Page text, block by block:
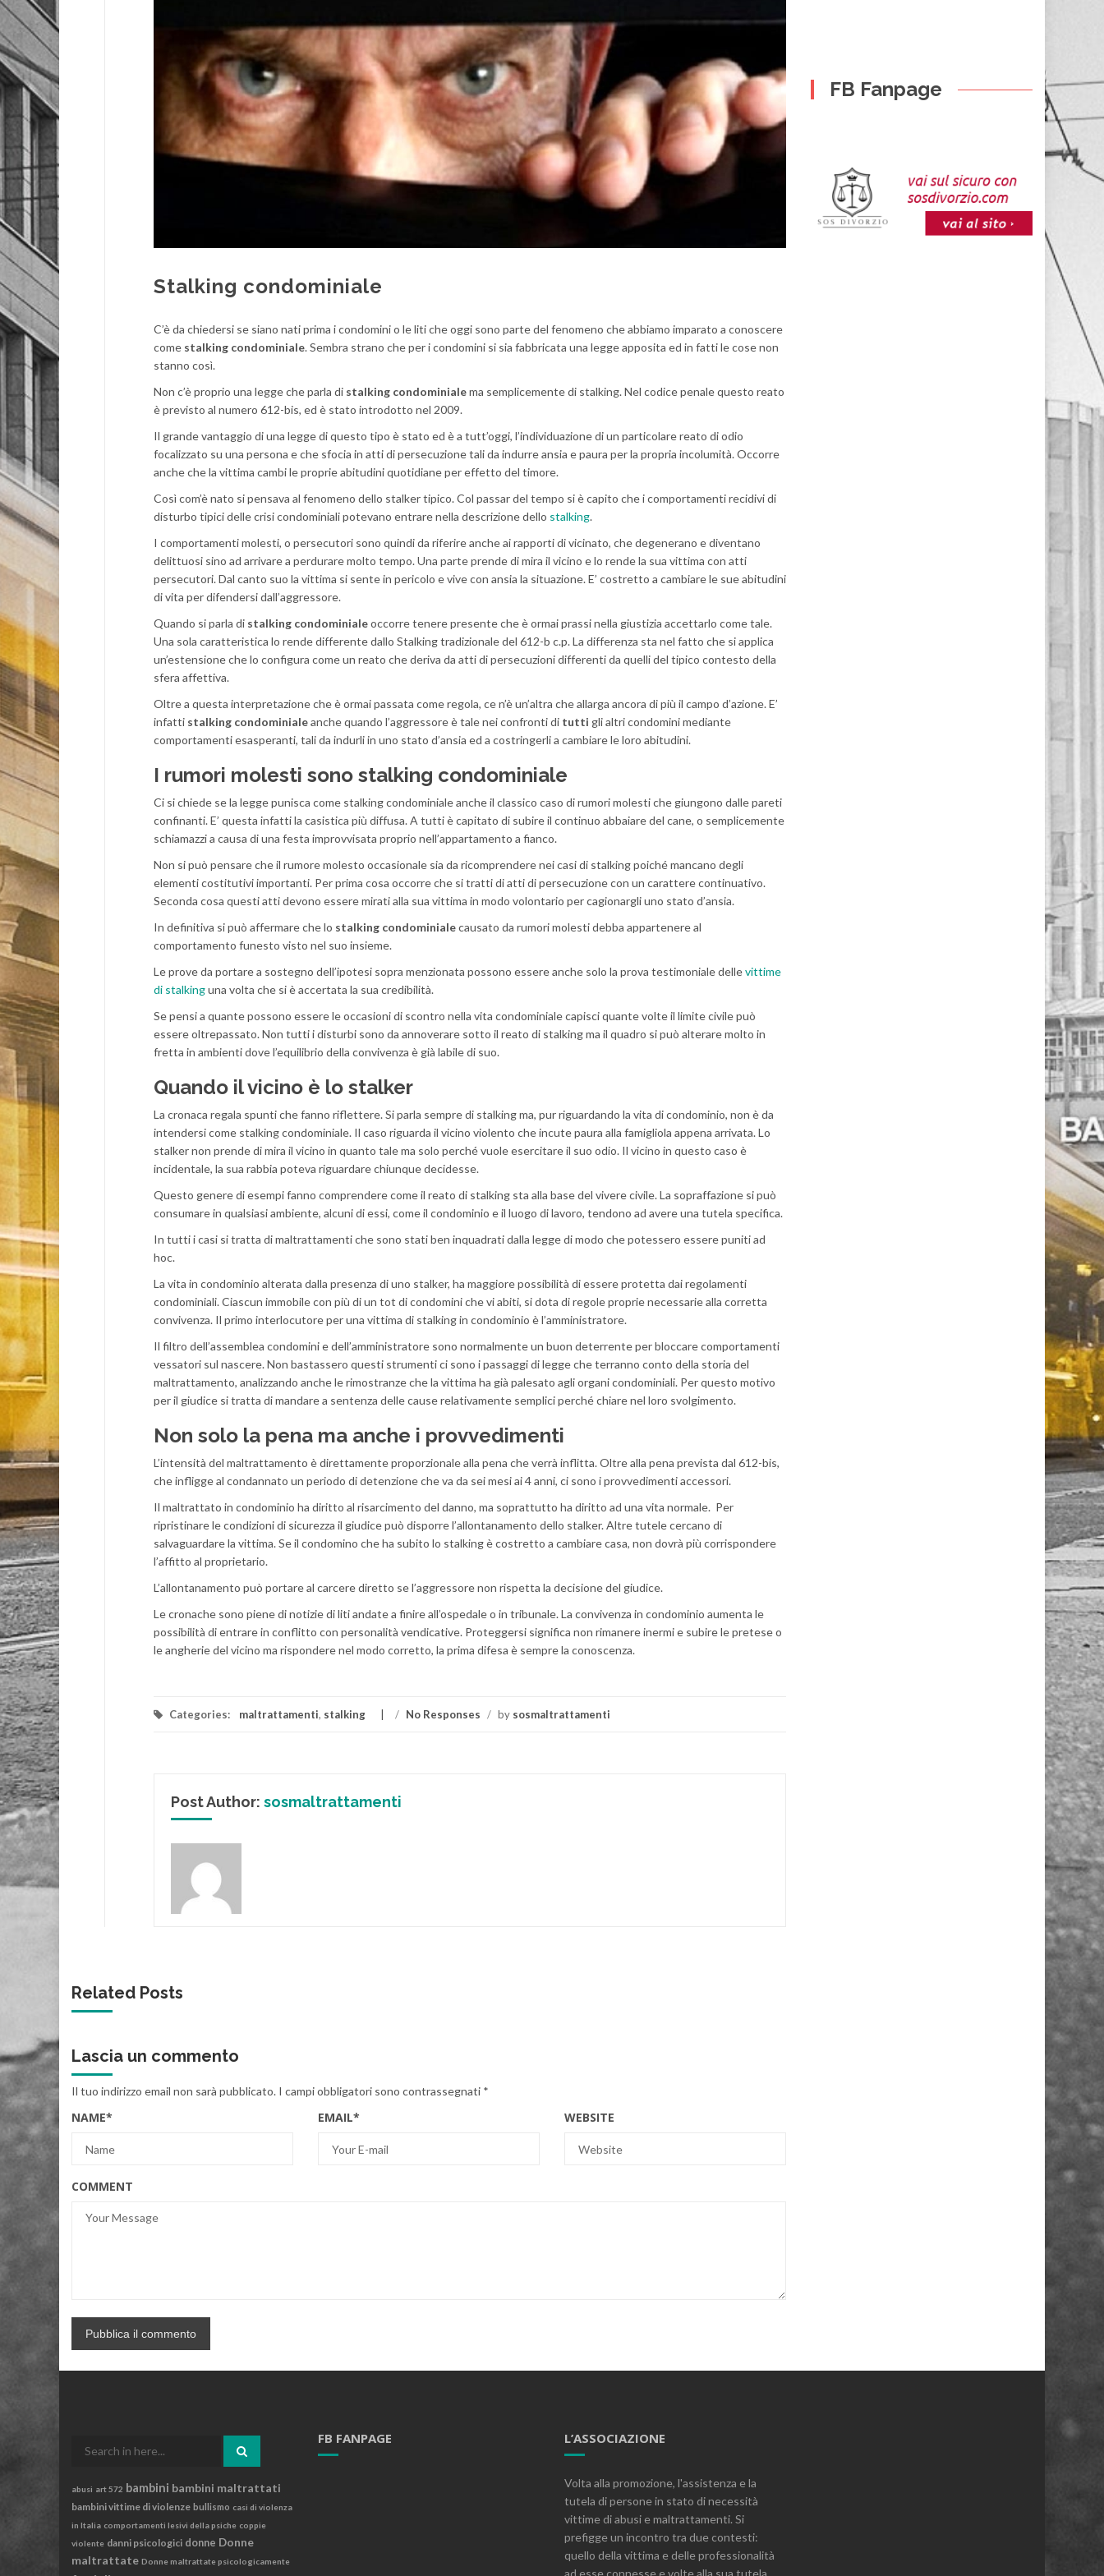
Stalking condominiale
C’è da chiedersi se siano nati prima i condomini o le liti che oggi sono parte del fenomeno che abbiamo imparato a conoscere
come stalking condominiale. Sembra strano che per i condomini si sia fabbricata una legge apposita ed in fatti le cose non
stanno così.
Non c’è proprio una legge che parla di stalking condominialema semplicemente di stalking. Nel codice penale questo reato
è previsto al numero 612-bis, ed è stato introdotto nel 2009.
Il grande vantaggio di una legge di questo tipo è stato ed è a tutt’oggi, l’individuazione di un particolare reato di odio
focalizzato su una persona e che sfocia in atti di persecuzione tali da indurre ansia e paura per la propria incolumità. Occorre
anche che la vittima cambi le proprie abitudini quotidiane per effetto del timore.
Così com’è nato si pensava al fenomeno dello stalker tipico. Col passar del tempo si è capito che i comportamenti recidivi di
disturbo tipici delle crisi condominiali potevano entrare nella descrizione dello stalking.
I comportamenti molesti, o persecutori sono quindi da riferire anche ai rapporti di vicinato, che degenerano e diventano
delittuosi sino ad arrivare a perdurare molto tempo. Una parte prende di mira il vicino e lo rende la sua vittima con atti
persecutori. Dal canto suo la vittima si sente in pericolo e vive con ansia la situazione. E’ costretto a cambiare le sue abitudini
di vita per difendersi dall’aggressore.
Quando si parla di stalking condominialeoccorre tenere presente che è ormai prassi nella giustizia accettarlo come tale.
Una sola caratteristica lo rende differente dallo Stalking tradizionale del 612-b c.p. La differenza sta nel fatto che si applica
un’estensione che lo configura come un reato che deriva da atti di persecuzioni differenti da quelli del tipico contesto della
sfera affettiva.
Oltre a questa interpretazione che è ormai passata come regola, ce n’è un’altra che allarga ancora di più il campo d’azione. E’
infatti stalking condominialeanche quando l’aggressore è tale nei confronti di tutti gli altri condomini mediante
comportamenti esasperanti, tali da indurli in uno stato d’ansia ed a costringerli a cambiare le loro abitudini.
I rumori molesti sono stalking condominiale
Ci si chiede se la legge punisca come stalking condominiale anche il classico caso di rumori molesti che giungono dalle pareti
confinanti. E’ questa infatti la casistica più diffusa. A tutti è capitato di subire il continuo abbaiare del cane, o semplicemente
schiamazzi a causa di una festa improvvisata proprio nell’appartamento a fianco.
Non si può pensare che il rumore molesto occasionale sia da ricomprendere nei casi di stalking poiché mancano degli
elementi costitutivi importanti. Per prima cosa occorre che si tratti di atti di persecuzione con un carattere continuativo.
Seconda cosa questi atti devono essere mirati alla sua vittima in modo volontario per cagionargli uno stato d’ansia.
In definitiva si può affermare che lo stalking condominialecausato da rumori molesti debba appartenere al
comportamento funesto visto nel suo insieme.
Le prove da portare a sostegno dell’ipotesi sopra menzionata possono essere anche solo la prova testimoniale dellevittime
di stalkinguna volta che si è accertata la sua credibilità.
Se pensi a quante possono essere le occasioni di scontro nella vita condominiale capisci quante volte il limite civile può
essere oltrepassato. Non tutti i disturbi sono da annoverare sotto il reato di stalking ma il quadro si può alterare molto in
fretta in ambienti dove l’equilibrio della convivenza è già labile di suo.
Quando il vicino è lo stalker
La cronaca regala spunti che fanno riflettere. Si parla sempre di stalking ma, pur riguardando la vita di condominio, non è da
intendersi come stalking condominiale. Il caso riguarda il vicino violento che incute paura alla famigliola appena arrivata. Lo
stalker non prende di mira il vicino in quanto tale ma solo perché vuole esercitare il suo odio. Il vicino in questo caso è
incidentale, la sua rabbia poteva riguardare chiunque decidesse.
Questo genere di esempi fanno comprendere come il reato di stalking sta alla base del vivere civile. La sopraffazione si può
consumare in qualsiasi ambiente, alcuni di essi, come il condominio e il luogo di lavoro, tendono ad avere una tutela specifica.
In tutti i casi si tratta di maltrattamenti che sono stati ben inquadrati dalla legge di modo che potessero essere puniti ad
hoc.
La vita in condominio alterata dalla presenza di uno stalker, ha maggiore possibilità di essere protetta dai regolamenti
condominiali. Ciascun immobile con più di un tot di condomini che vi abiti, si dota di regole proprie necessarie alla corretta
convivenza. Il primo interlocutore per una vittima di stalking in condominio è l’amministratore.
Il filtro dell’assemblea condomini e dell’amministratore sono normalmente un buon deterrente per bloccare comportamenti
vessatori sul nascere. Non bastassero questi strumenti ci sono i passaggi di legge che terranno conto della storia del
maltrattamento, analizzando anche le rimostranze che la vittima ha già palesato agli organi condominiali. Per questo motivo
per il giudice si tratta di mandare a sentenza delle cause relativamente semplici perché chiare nel loro svolgimento.
Non solo la pena ma anche i provvedimenti
L’intensità del maltrattamento è direttamente proporzionale alla pena che verrà inflitta. Oltre alla pena prevista dal 612-bis,
che infligge al condannato un periodo di detenzione che va da sei mesi ai 4 anni, ci sono i provvedimenti accessori.
Il maltrattato in condominio ha diritto al risarcimento del danno, ma soprattutto ha diritto ad una vita normale. Per
ripristinare le condizioni di sicurezza il giudice può disporre l’allontanamento dello stalker. Altre tutele cercano di
salvaguardare la vittima. Se il condomino che ha subito lo stalking è costretto a cambiare casa, non dovrà più corrispondere
l’affitto al proprietario.
L’allontanamento può portare al carcere diretto se l’aggressore non rispetta la decisione del giudice.
Le cronache sono piene di notizie di liti andate a finire all’ospedale o in tribunale. La convivenza in condominio aumenta le
possibilità di entrare in conflitto con personalità vendicative. Proteggersi significa non rimanere inermi e subire le pretese o
le angherie del vicino ma rispondere nel modo corretto, la prima difesa è sempre la conoscenza.
Categories: maltrattamenti, stalking / No Responses / by sosmaltrattamenti
Post Author: sosmaltrattamenti
Related Posts
Lascia un commento
Il tuo indirizzo email non sarà pubblicato. I campi obbligatori sono contrassegnati *
NAME* EMAIL* WEBSITE
COMMENT
FB Fanpage
abusi art 572 bambini bambini maltrattati
bambini vittime di violenze bullismo casi di violenza
in Italia comportamenti lesivi della psiche coppie
violente danni psicologici donne Donne
maltrattate Donne maltrattate psicologicamente
FB FANPAGE L’ASSOCIAZIONE
Volta alla promozione, l'assistenza e la
tutela di persone in stato di necessità
vittime di abusi e maltrattamenti. Si
prefigge un incontro tra due contesti:
quello della vittima e delle professionalità